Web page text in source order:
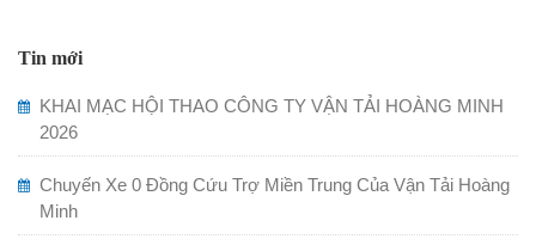
Tin mới
KHAI MẠC HỘI THAO CÔNG TY VẬN TẢI HOÀNG MINH
2026
Chuyến Xe 0 Đồng Cứu Trợ Miền Trung Của Vận Tải Hoàng
Minh